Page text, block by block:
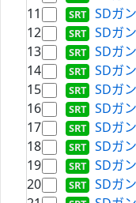
11
SDガ
12
SDガ
13
SDガ
14
SDガ
15
SDガ
16
SDガ
17
SDガ
18
SDガ
19
SDガ
20
SDガ